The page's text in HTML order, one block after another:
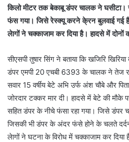
किलो मीटर तक बेकाबू डंपर चालक ने घसीटा।
फंस गया। जिसे रेस्क्यू करने के्रन बुलवाई गई
लेागों ने चक्काजाम कर दिया है। हादसे में दोनों
सीएसपी तुषार सिंग ने बताया कि खजिरि
डंपर एमपी 20 एचबी 6393 के चालक ने तेज
सवार 15 वर्षीय बेटे अभि उर्फ अंश चौबे और
जोरदार टक्कर मार दी। हादसे में बेटे की मौके पर
सहित डंपर के नीचे फंसा रहा गया। जिसे डंपर
जिसकी भी डंपर के अंदर फंसे होने के चलते
लेागों ने घटना के विरोध में चक्काजाम कर दिया